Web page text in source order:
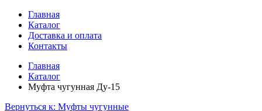
Главная
Каталог
Доставка и оплата
Контакты
Главная
Каталог
Муфта чугунная Ду-15
Вернуться к: Муфты чугунные